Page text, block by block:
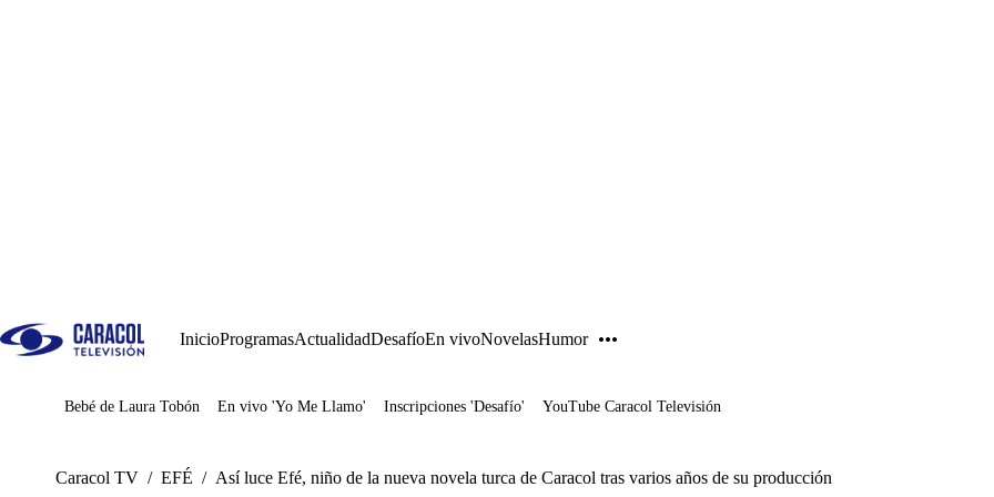
InicioProgramasActualidadDesafíoEn vivoNovelasHumor
Juegos
Bebé de Laura Tobón En vivo 'Yo Me Llamo' Inscripciones 'Desafío' YouTube Caracol Televisión
Caracol TV / EFÉ / Así luce Efé, niño de la nueva novela turca de Caracol tras varios años de su producción